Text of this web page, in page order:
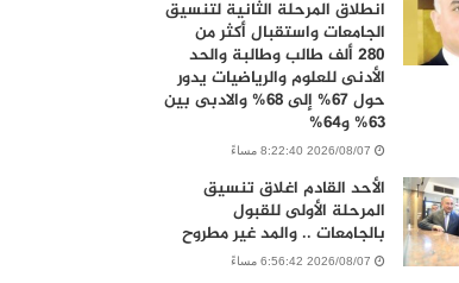
انطلاق المرحلة الثانية لتنسيق
الجامعات واستقبال أكثر من
280 ألف طالب وطالبة والحد
الأدنى للعلوم والرياضيات يدور
حول 67% إلى 68% والادبى بين
63% و64%
2026/08/07 8:22:40 مساءً
الأحد القادم اغلاق تنسيق
المرحلة الأولى للقبول
بالجامعات .. والمد غير مطروح
2026/08/07 6:56:42 مساءً